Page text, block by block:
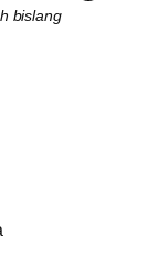
bislang